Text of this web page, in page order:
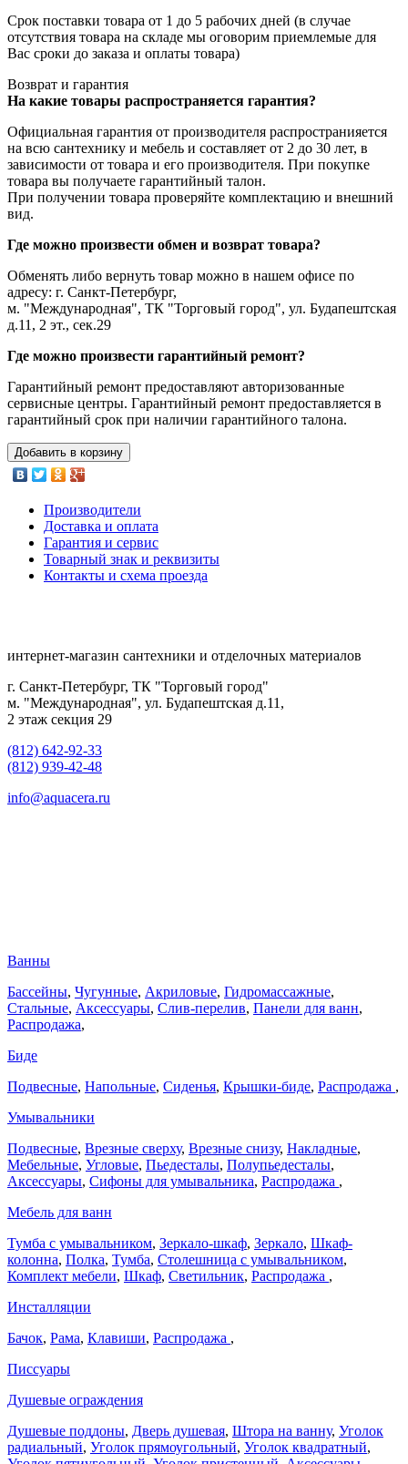
Срок поставки товара от 1 до 5 рабочих дней (в случае
отсутствия товара на складе мы оговорим приемлемые для
Вас сроки до заказа и оплаты товара)
Возврат и гарантия
На какие товары распространяется гарантия?
Официальная гарантия от производителя распространияется
на всю сантехнику и мебель и составляет от 2 до 30 лет, в
зависимости от товара и его производителя. При покупке
товара вы получаете гарантийный талон.
При получении товара проверяйте комплектацию и внешний
вид.
Где можно произвести обмен и возврат товара?
Обменять либо вернуть товар можно в нашем офисе по
адресу: г. Санкт-Петербург,
м. "Международная", ТК "Торговый город", ул. Будапештская
д.11, 2 эт., сек.29
Где можно произвести гарантийный ремонт?
Гарантийный ремонт предоставляют авторизованные
сервисные центры. Гарантийный ремонт предоставляется в
гарантийный срок при наличии гарантийного талона.
Добавить в корзину
Производители
Доставка и оплата
Гарантия и сервис
Товарный знак и реквизиты
Контакты и схема проезда
интернет-магазин сантехники и отделочных материалов
г. Санкт-Петербург, ТК "Торговый город"
м. "Международная", ул. Будапештская д.11,
2 этаж секция 29
(812) 642-92-33
(812) 939-42-48
info@aquacera.ru
Ванны
Бассейны, Чугунные, Акриловые, Гидромассажные,
Стальные, Аксессуары, Слив-перелив, Панели для ванн,
Распродажа,
Биде
Подвесные, Напольные, Сиденья, Крышки-биде, Распродажа ,
Умывальники
Подвесные, Врезные сверху, Врезные снизу, Накладные,
Мебельные, Угловые, Пьедесталы, Полупьедесталы,
Аксессуары, Сифоны для умывальника, Распродажа ,
Мебель для ванн
Тумба с умывальником, Зеркало-шкаф, Зеркало, Шкаф-
колонна, Полка, Тумба, Столешница с умывальником,
Комплект мебели, Шкаф, Светильник, Распродажа ,
Инсталляции
Бачок, Рама, Клавиши, Распродажа ,
Писсуары
Душевые ограждения
Душевые поддоны, Дверь душевая, Штора на ванну, Уголок
радиальный, Уголок прямоугольный, Уголок квадратный,